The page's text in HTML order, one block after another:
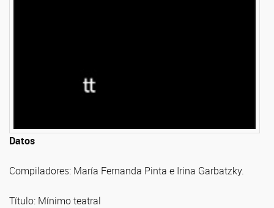
Datos
Compiladores: María Fernanda Pinta e Irina Garbatzky.
Título: Mínimo teatral